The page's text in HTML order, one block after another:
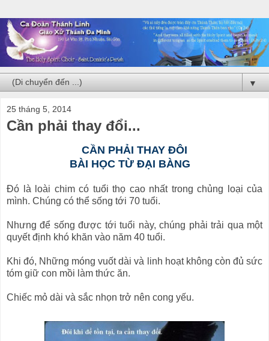
▼
25 tháng 5, 2014
Cần phải thay đổi...
CẦN PHẢI THAY ĐÔI
BÀI HỌC TỪ ĐẠI BÀNG
Đó là loài chim có tuổi thọ cao nhất trong chủng loại của
mình. Chúng có thể sống tới 70 tuổi.
Nhưng để sống được tới tuổi này, chúng phải trải qua một
quyết định khó khăn vào năm 40 tuổi.
Khi đó, Những móng vuốt dài và linh hoạt không còn đủ sức
tóm giữ con mồi làm thức ăn.
Chiếc mỏ dài và sắc nhọn trở nên cong yếu.